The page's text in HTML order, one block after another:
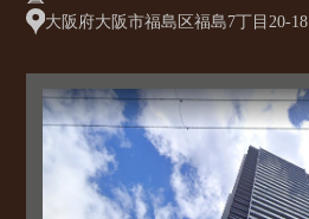
大阪府大阪市福島区福島7丁目20-18